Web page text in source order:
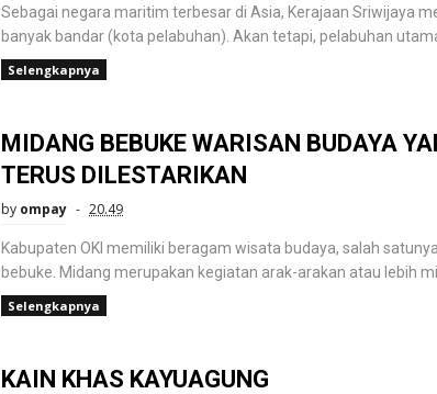
Sebagai negara maritim terbesar di Asia, Kerajaan Sriwijaya
banyak bandar (kota pelabuhan). Akan tetapi, pelabuhan utama
Selengkapnya
MIDANG BEBUKE WARISAN BUDAYA
TERUS DILESTARIKAN
by ompay 20.49
Kabupaten OKI memiliki beragam wisata budaya, salah
bebuke. Midang merupakan kegiatan arak-arakan atau lebih
Selengkapnya
KAIN KHAS KAYUAGUNG